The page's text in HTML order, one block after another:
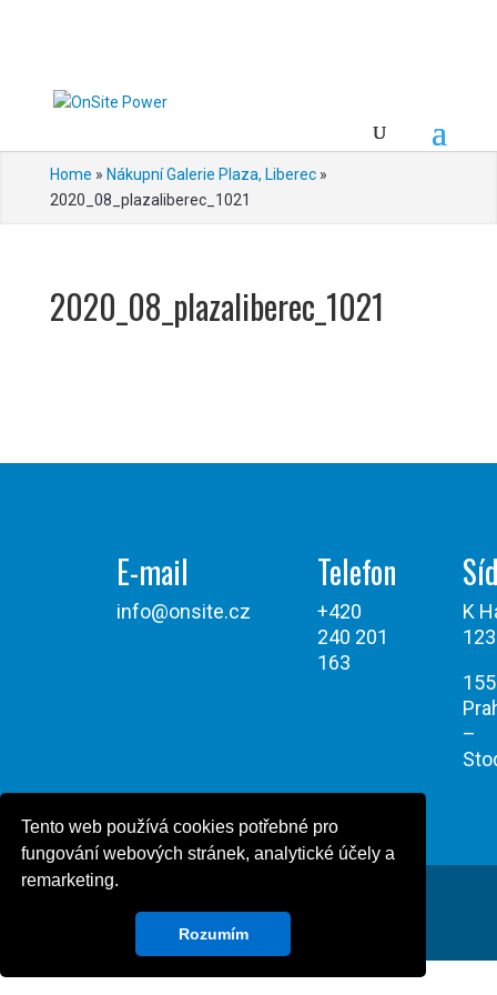
Tento web používá cookies potřebné pro
fungování webových stránek, analytické účely a
remarketing.
Rozumím
Home » Nákupní Galerie Plaza, Liberec»
2020_08_plazaliberec_1021
2020_08_plazaliberec_1021
E-mail
info@onsite.cz
Telefon
+420
240 201
163
K
–
Powered by Design Green Cat